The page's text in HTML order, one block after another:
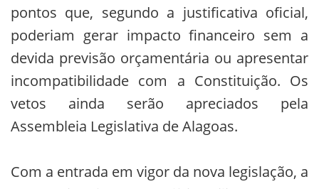
pontos que, segundo a justificativa oficial,
poderiam gerar impacto financeiro sem a
devida previsão orçamentária ou apresentar
incompatibilidade com a Constituição. Os
vetos ainda serão apreciados pela
Assembleia Legislativa de Alagoas.
Com a entrada em vigor da nova legislação, a